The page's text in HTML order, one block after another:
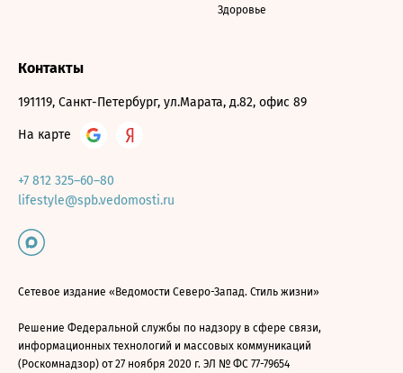
Здоровье
Контакты
191119, Санкт-Петербург, ул.Марата, д.82, офис 89
На карте
+7 812 325–60–80
lifestyle@spb.vedomosti.ru
Сетевое издание «Ведомости Северо-Запад. Стиль жизни»
Решение Федеральной службы по надзору в сфере связи,
информационных технологий и массовых коммуникаций
(Роскомнадзор) от 27 ноября 2020 г. ЭЛ № ФС 77-79654